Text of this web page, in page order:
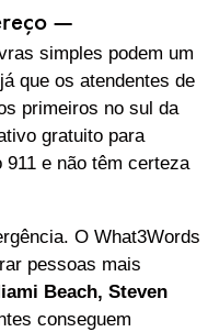
—
simples podem um
que os atendentes de
primeiros no sul da
gratuito para
e não têm certeza
O What3Words
pessoas mais
Beach, Steven
conseguem